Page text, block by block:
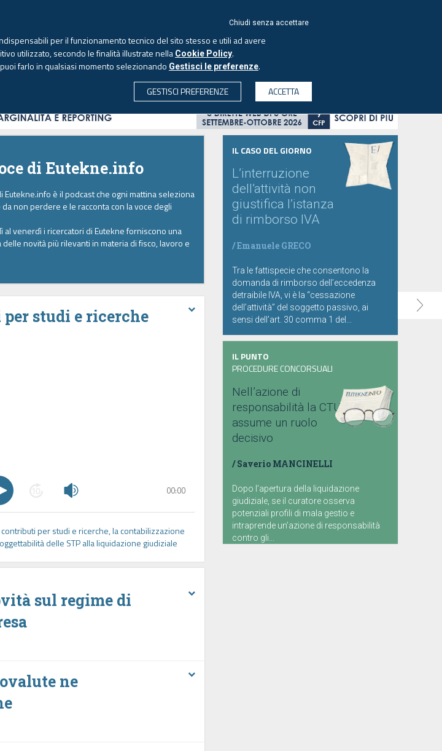
6 agosto 2026 -Aggiornato alle 6.00
ECONOMIA & SOCIETÀ PROFESSIONI
di Eutekne.info
Eutekne.info è il podcast che ogni mattina seleziona
non perdere e le racconta con la voce degli
al venerdì i ricercatori di Eutekne forniscono una
delle novità più rilevanti in materia di fisco, lavoro e
studi e ricerche
00:00
per studi e ricerche, la contabilizzazione
delle STP alla liquidazione giudiziale
sul regime di
ne
IL CASO DEL GIORNO
L’interruzione
dell’attività non
giustifica l’istanza
di rimborso IVA
/Emanuele GRECO
Tra le fattispecie che consentono la
domanda di rimborso dell’eccedenza
detraibile IVA, vi è la “cessazione
dell’attività” del soggetto passivo, ai
sensi dell’art. 30 comma 1 del...
IL PUNTO
PROCEDURE CONCORSUALI
Nell’azione di
responsabilità la CTU
assume un ruolo
decisivo
/Saverio MANCINELLI
Dopo l’apertura della liquidazione
giudiziale, se il curatore osserva
potenziali profili di mala gestio e
intraprende un’azione di responsabilità
contro gli...
Chiudi senza accettare
per il funzionamento tecnico del sito stesso e utili ad avere
utilizzato, secondo le finalità illustrate nella Cookie Policy.
farlo in qualsiasi momento selezionando Gestisci le preferenze.
GESTISCI PREFERENZE
ACCETTA